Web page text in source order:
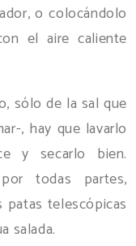
o colocándolo
el aire caliente
sólo de la sal que
, hay que lavarlo
y secarlo bien.
todas partes,
telescópicas
salada.